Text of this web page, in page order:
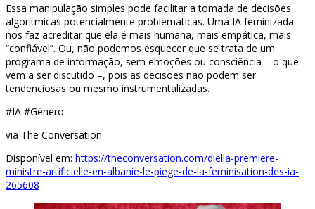
Essa manipulação simples pode facilitar a tomada de decisões
algorítmicas potencialmente problemáticas. Uma IA feminizada
nos faz acreditar que ela é mais humana, mais empática, mais
“confiável”. Ou, não podemos esquecer que se trata de um
programa de informação, sem emoções ou consciência – o que
vem a ser discutido –, pois as decisões não podem ser
tendenciosas ou mesmo instrumentalizadas.
#IA #Gênero
via The Conversation
Disponível em: https://theconversation.com/diella-premiere-
ministre-artificielle-en-albanie-le-piege-de-la-feminisation-des-ia-
265608